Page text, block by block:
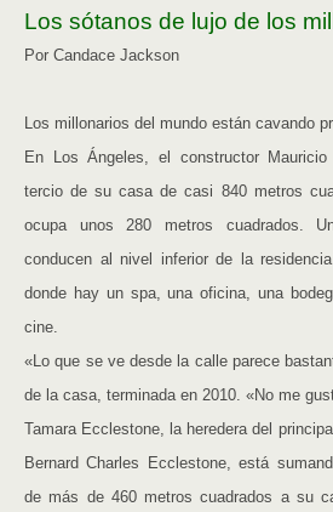
Los sótanos de lujo de los
Por Candace Jackson
Los millonarios del mundo están cavando
En Los Ángeles, el constructor
tercio de su casa de casi 840 metros
ocupa unos 280 metros cuadrados.
conducen al nivel inferior de la
donde hay un spa, una oficina, una
cine.
«Lo que se ve desde la calle parece
de la casa, terminada en 2010. «No me
Tamara Ecclestone, la heredera del
Bernard Charles Ecclestone, está
de más de 460 metros cuadrados a su